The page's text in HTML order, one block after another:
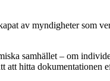
av myndigheter som
samhället – om
hitta dokumentationen